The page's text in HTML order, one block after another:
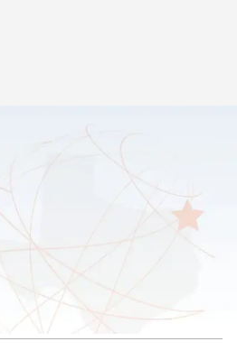
Programas especiales
una serie de servicios para
a obtener el apoyo que
en la escuela y más allá. A
e información de contacto.